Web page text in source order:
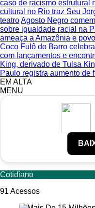
caso de racismo estrutural
cultural no Rio traz Seu
teatroAgosto Negro
sobre igualdade racial na
ameaça a Amazônia e
Coco Fulô do Barro
com lançamentos e
King, derivado de Tulsa
Paulo registra aumento de
EM ALTA
MENU
Cotidiano
91 Acessos